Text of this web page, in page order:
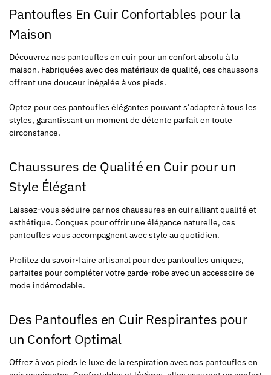
Pantoufles En Cuir Confortables pour la
Maison
Découvrez nos pantoufles en cuir pour un confort absolu à la
maison. Fabriquées avec des matériaux de qualité, ces chaussons
offrent une douceur inégalée à vos pieds.
Optez pour ces pantoufles élégantes pouvant s’adapter à tous les
styles, garantissant un moment de détente parfait en toute
circonstance.
Chaussures de Qualité en Cuir pour un
Style Élégant
Laissez-vous séduire par nos chaussures en cuir alliant qualité et
esthétique. Conçues pour offrir une élégance naturelle, ces
pantoufles vous accompagnent avec style au quotidien.
Profitez du savoir-faire artisanal pour des pantoufles uniques,
parfaites pour compléter votre garde-robe avec un accessoire de
mode indémodable.
Des Pantoufles en Cuir Respirantes pour
un Confort Optimal
Offrez à vos pieds le luxe de la respiration avec nos pantoufles en